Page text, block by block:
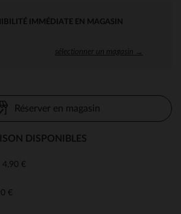
IMMÉDIATE EN MAGASIN
sélectionner un magasin →
Réserver en magasin
DISPONIBLES
4,90 €
€